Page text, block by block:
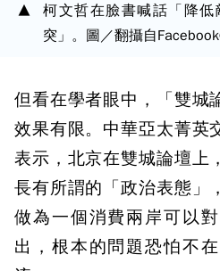
柯文哲在臉書喊話「降
突」。圖／翻攝自
但看在學者眼中，「雙城
效果有限。中華亞太菁英
表示，北京在雙城論壇上
長有所謂的「政治表態」
做為一個消費兩岸可以
出，根本的問題恐怕不